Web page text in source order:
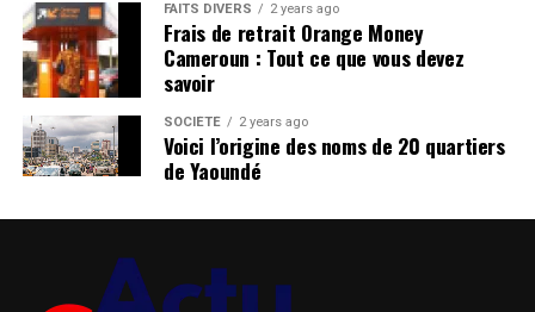
FAITS DIVERS 2 years ago
Frais de retrait Orange Money
Cameroun : Tout ce que vous devez
savoir
SOCIÉTÉ 2 years ago
Voici l’origine des noms de 20 quartiers
de Yaoundé